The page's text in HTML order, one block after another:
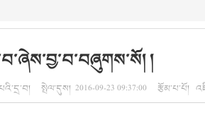
།
སྤེལ་དུས། 2016-09-23 09:37:00 རྩོམ་པ་པོ།